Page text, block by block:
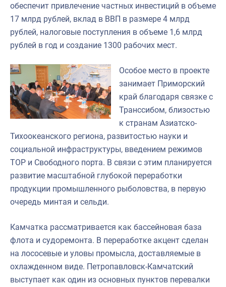
обеспечит привлечение частных инвестиций в объеме
17 млрд рублей, вклад в ВВП в размере 4 млрд
рублей, налоговые поступления в объеме 1,6 млрд
рублей в год и создание 1300 рабочих мест.
Особое место в проекте
занимает Приморский
край благодаря связке с
Транссибом, близостью
к странам Азиатско-
Тихоокеанского региона, развитостью науки и
социальной инфраструктуры, введением режимов
ТОР и Свободного порта. В связи с этим планируется
развитие масштабной глубокой переработки
продукции промышленного рыболовства, в первую
очередь минтая и сельди.
Камчатка рассматривается как бассейновая база
флота и судоремонта. В переработке акцент сделан
на лососевые и уловы промысла, доставляемые в
охлажденном виде. Петропавловск-Камчатский
выступает как один из основных пунктов перевалки